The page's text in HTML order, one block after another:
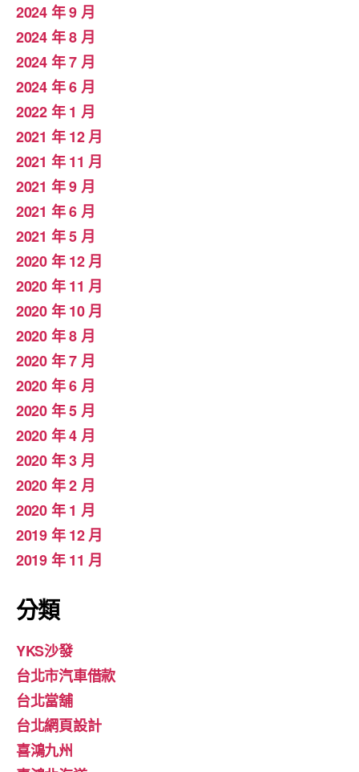
2024 年 9 月
2024 年 8 月
2024 年 7 月
2024 年 6 月
2022 年 1 月
2021 年 12 月
2021 年 11 月
2021 年 9 月
2021 年 6 月
2021 年 5 月
2020 年 12 月
2020 年 11 月
2020 年 10 月
2020 年 8 月
2020 年 7 月
2020 年 6 月
2020 年 5 月
2020 年 4 月
2020 年 3 月
2020 年 2 月
2020 年 1 月
2019 年 12 月
2019 年 11 月
分類
YKS沙發
台北市汽車借款
台北當舖
台北網頁設計
喜鴻九州